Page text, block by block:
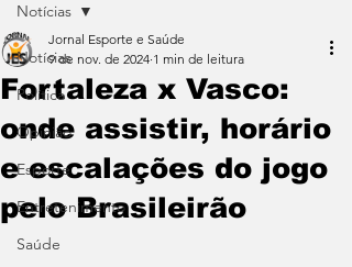
Notícias
Política
Opinião
Esporte
Entretenimento
Saúde
Notícias
Fortaleza x Vasco:
onde assistir, horário
e escalações do jogo
pelo Brasileirão
Jornal Esporte e Saúde
9 de nov. de 2024 1 min de leitura